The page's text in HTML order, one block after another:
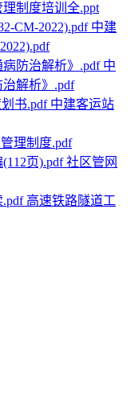
制度培训全.ppt
中建
中
解析》.pdf
中建客运站
理制度.pdf
社区管网
高速铁路隧道工